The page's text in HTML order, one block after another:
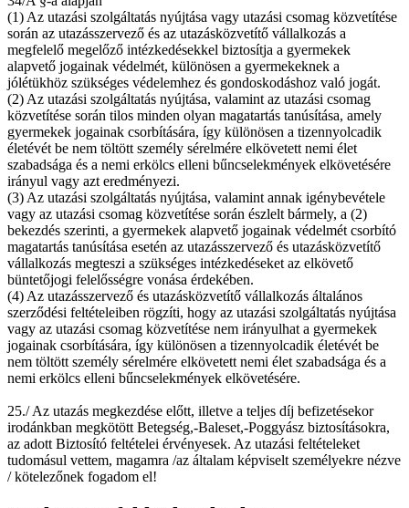
(1) Az utazási szolgáltatás nyújtása vagy utazási csomag közvetítése
során az utazásszervező és az utazásközvetítő vállalkozás a
megfelelő megelőző intézkedésekkel biztosítja a gyermekek
alapvető jogainak védelmét, különösen a gyermekeknek a
jólétükhöz szükséges védelemhez és gondoskodáshoz való jogát.
(2) Az utazási szolgáltatás nyújtása, valamint az utazási csomag
közvetítése során tilos minden olyan magatartás tanúsítása, amely
gyermekek jogainak csorbítására, így különösen a tizennyolcadik
életévét be nem töltött személy sérelmére elkövetett nemi élet
szabadsága és a nemi erkölcs elleni bűncselekmények elkövetésére
irányul vagy azt eredményezi.
(3) Az utazási szolgáltatás nyújtása, valamint annak igénybevétele
vagy az utazási csomag közvetítése során észlelt bármely, a (2)
bekezdés szerinti, a gyermekek alapvető jogainak védelmét csorbító
magatartás tanúsítása esetén az utazásszervező és utazásközvetítő
vállalkozás megteszi a szükséges intézkedéseket az elkövető
büntetőjogi felelősségre vonása érdekében.
(4) Az utazásszervező és utazásközvetítő vállalkozás általános
szerződési feltételeiben rögzíti, hogy az utazási szolgáltatás nyújtása
vagy az utazási csomag közvetítése nem irányulhat a gyermekek
jogainak csorbítására, így különösen a tizennyolcadik életévét be
nem töltött személy sérelmére elkövetett nemi élet szabadsága és a
nemi erkölcs elleni bűncselekmények elkövetésére.
25./ Az utazás megkezdése előtt, illetve a teljes díj befizetésekor
irodánkban megkötött Betegség,-Baleset,-Poggyász biztosításokra,
az adott Biztosító feltételei érvényesek. Az utazási feltételeket
tudomásul vettem, magamra /az általam képviselt személyekre nézve
/ kötelezőnek fogadom el!